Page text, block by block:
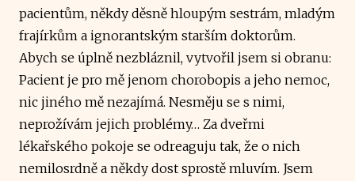
pacientům, někdy děsně hloupým sestrám, mladým
frajírkům a ignorantským starším doktorům.
Abych se úplně nezbláznil, vytvořil jsem si obranu:
Pacient je pro mě jenom chorobopis a jeho nemoc,
nic jiného mě nezajímá. Nesměju se s nimi,
neprožívám jejich problémy… Za dveřmi
lékařského pokoje se odreaguju tak, že o nich
nemilosrdně a někdy dost sprostě mluvím. Jsem